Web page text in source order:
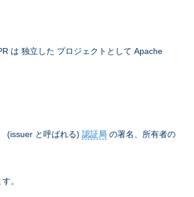
は 独立した プロジェクトとして Apache
(issuer と呼ばれる) 認証局 の署名、所有者の
。